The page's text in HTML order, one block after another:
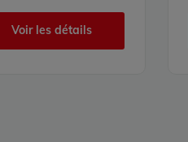
Voir les détails